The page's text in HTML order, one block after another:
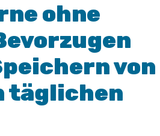
ohne
von
täglichen